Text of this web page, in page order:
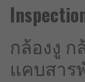
กล้องงู
แคบสาร